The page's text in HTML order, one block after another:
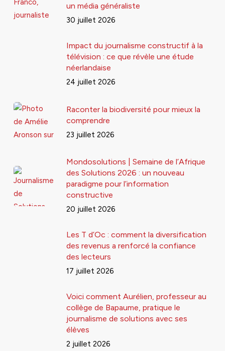
un média généraliste
30 juillet 2026
Impact du journalisme constructif à la
télévision : ce que révèle une étude
néerlandaise
24 juillet 2026
Raconter la biodiversité pour mieux la
comprendre
23 juillet 2026
Mondosolutions | Semaine de l’Afrique
des Solutions 2026 : un nouveau
paradigme pour l’information
constructive
20 juillet 2026
Les T d’Oc : comment la diversification
des revenus a renforcé la confiance
des lecteurs
17 juillet 2026
Voici comment Aurélien, professeur au
collège de Bapaume, pratique le
journalisme de solutions avec ses
élèves
2 juillet 2026